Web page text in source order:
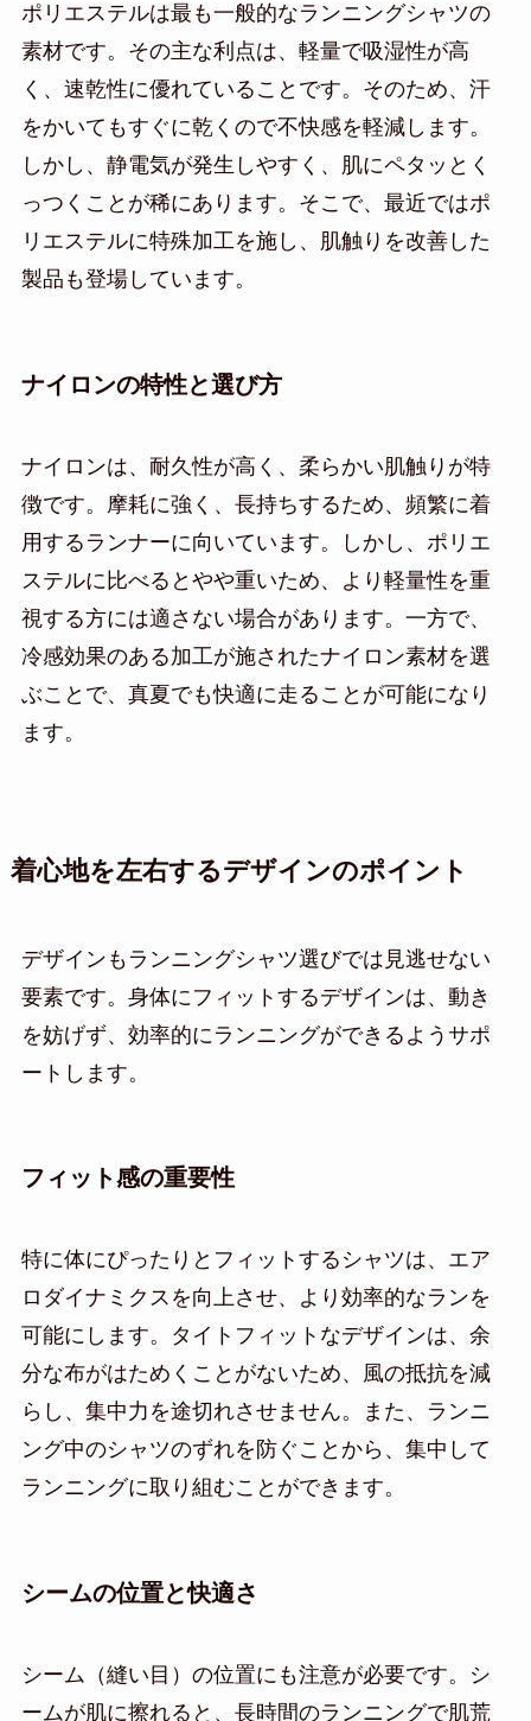
ポリエステルは最も一般的なランニングシャツの
素材です。その主な利点は、軽量で吸湿性が高
く、速乾性に優れていることです。そのため、汗
をかいてもすぐに乾くので不快感を軽減します。
しかし、静電気が発生しやすく、肌にペタッとく
っつくことが稀にあります。そこで、最近ではポ
リエステルに特殊加工を施し、肌触りを改善した
製品も登場しています。
ナイロンの特性と選び方
ナイロンは、耐久性が高く、柔らかい肌触りが特
徴です。摩耗に強く、長持ちするため、頻繁に着
用するランナーに向いています。しかし、ポリエ
ステルに比べるとやや重いため、より軽量性を重
視する方には適さない場合があります。一方で、
冷感効果のある加工が施されたナイロン素材を選
ぶことで、真夏でも快適に走ることが可能になり
ます。
着心地を左右するデザインのポイント
デザインもランニングシャツ選びでは見逃せない
要素です。身体にフィットするデザインは、動き
を妨げず、効率的にランニングができるようサポ
ートします。
フィット感の重要性
特に体にぴったりとフィットするシャツは、エア
ロダイナミクスを向上させ、より効率的なランを
可能にします。タイトフィットなデザインは、余
分な布がはためくことがないため、風の抵抗を減
らし、集中力を途切れさせません。また、ランニ
ング中のシャツのずれを防ぐことから、集中して
ランニングに取り組むことができます。
シームの位置と快適さ
シーム（縫い目）の位置にも注意が必要です。シ
ームが肌に擦れると、長時間のランニングで肌荒